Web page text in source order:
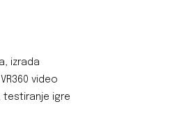
izrada
video
testiranje igre